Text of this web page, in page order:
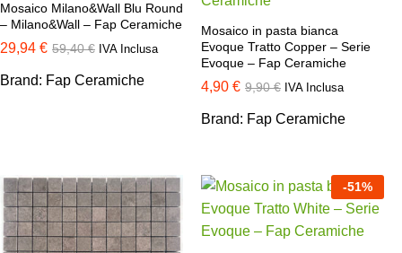
Mosaico Milano&Wall Blu Round
– Milano&Wall – Fap Ceramiche
29,94 € 59,40€ IVA Inclusa
Brand: Fap Ceramiche
Mosaico in pasta bianca
Evoque Tratto Copper – Serie
Evoque – Fap Ceramiche
4,90 € 9,90€ IVA Inclusa
Brand: Fap Ceramiche
-51%